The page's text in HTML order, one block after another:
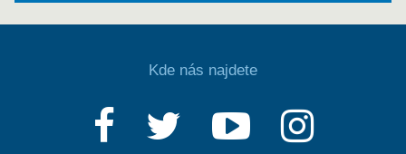
Kde nás najdete